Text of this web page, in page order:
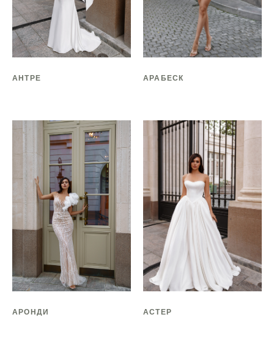
АНТРЕ АРАБЕСК
АРОНДИ АСТЕР